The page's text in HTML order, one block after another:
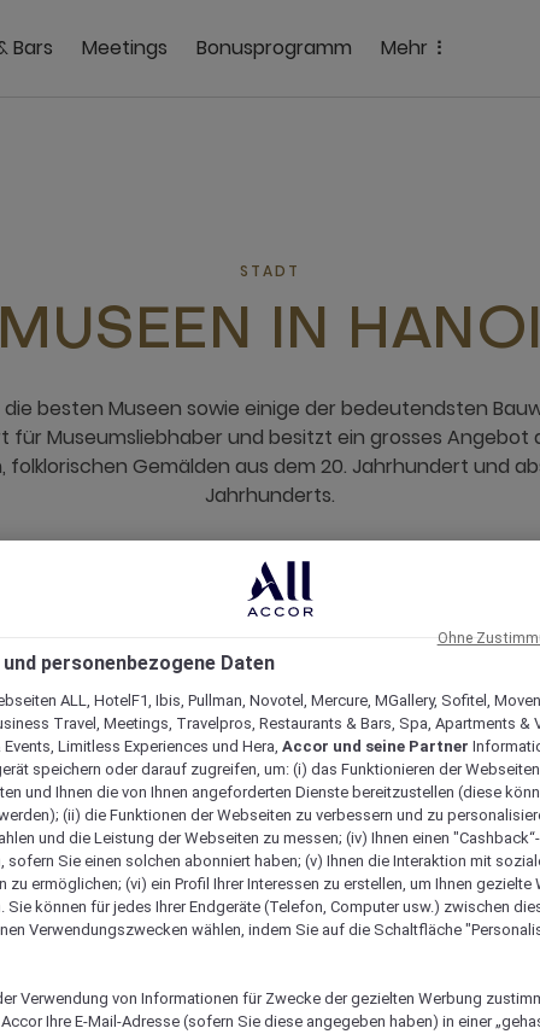
Bars Meetings Bonusprogramm Mehr
STADT
MUSEEN IN HANOI
besten Museen sowie einige der bedeutendsten
für Museumsliebhaber und besitzt ein grosses Angebot
Gemälden aus dem 20. Jahrhundert und
Jahrhunderts.
Das zwischen 1925 und
Museum war einst Sitz des
d'Extrême-Orient. Zu den
Bronzeobjekte aus der Dong-
Jahrhundert n. Chr.),
Schmuckstücke des
Besatzungsmacht und der
personenbezogene Daten
ALL, HotelF1, Ibis, Pullman, Novotel, Mercure, MGallery, Sofitel,
Travel, Meetings, Travelpros, Restaurants & Bars, Spa, Apartments &
Limitless Experiences und Hera, Accor und seine Partner
speichern oder darauf zugreifen, um: (i) das Funktionieren der
und Ihnen die von Ihnen angeforderten Dienste bereitzustellen (diese
(ii) die Funktionen der Webseiten zu verbessern und zu
und die Leistung der Webseiten zu messen; (iv) Ihnen einen
sofern Sie einen solchen abonniert haben; (v) Ihnen die Interaktion mit
zu ermöglichen; (vi) ein Profil Ihrer Interessen zu erstellen, um Ihnen gezielte
Sie können für jedes Ihrer Endgeräte (Telefon, Computer usw.) zwischen
Verwendungszwecken wählen, indem Sie auf die Schaltfläche
Verwendung von Informationen für Zwecke der gezielten Werbung
Ihre E-Mail-Adresse (sofern Sie diese angegeben haben) in einer
Ohne